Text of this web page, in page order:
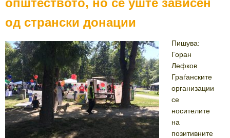
од странски донации
Пишува:
Горан
Лефков
Граѓанските
организации
се
носителите
на
позитивните